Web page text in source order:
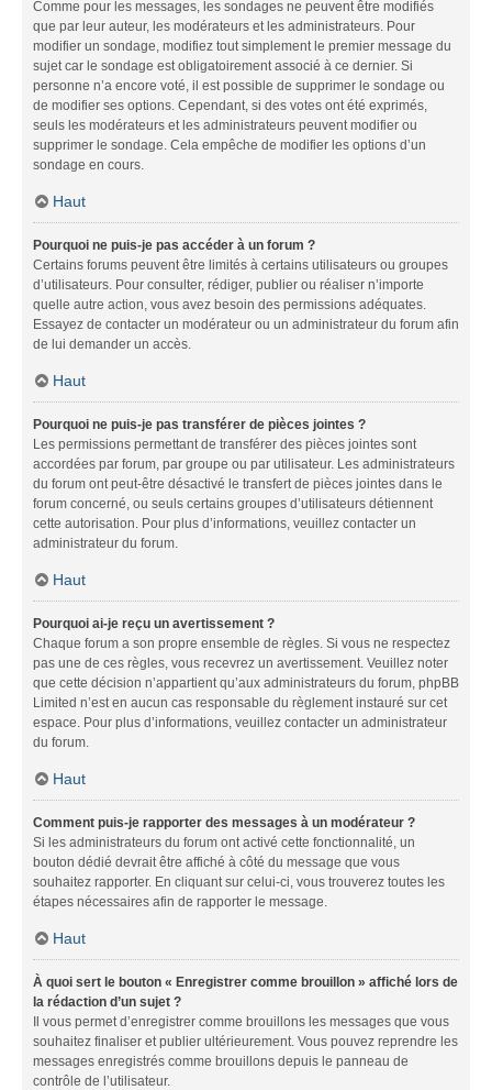
Comme pour les messages, les sondages ne peuvent être modifiés
que par leur auteur, les modérateurs et les administrateurs. Pour
modifier un sondage, modifiez tout simplement le premier message du
sujet car le sondage est obligatoirement associé à ce dernier. Si
personne n’a encore voté, il est possible de supprimer le sondage ou
de modifier ses options. Cependant, si des votes ont été exprimés,
seuls les modérateurs et les administrateurs peuvent modifier ou
supprimer le sondage. Cela empêche de modifier les options d’un
sondage en cours.
Haut
Pourquoi ne puis-je pas accéder à un forum ?
Certains forums peuvent être limités à certains utilisateurs ou groupes
d’utilisateurs. Pour consulter, rédiger, publier ou réaliser n’importe
quelle autre action, vous avez besoin des permissions adéquates.
Essayez de contacter un modérateur ou un administrateur du forum afin
de lui demander un accès.
Haut
Pourquoi ne puis-je pas transférer de pièces jointes ?
Les permissions permettant de transférer des pièces jointes sont
accordées par forum, par groupe ou par utilisateur. Les administrateurs
du forum ont peut-être désactivé le transfert de pièces jointes dans le
forum concerné, ou seuls certains groupes d’utilisateurs détiennent
cette autorisation. Pour plus d’informations, veuillez contacter un
administrateur du forum.
Haut
Pourquoi ai-je reçu un avertissement ?
Chaque forum a son propre ensemble de règles. Si vous ne respectez
pas une de ces règles, vous recevrez un avertissement. Veuillez noter
que cette décision n’appartient qu’aux administrateurs du forum, phpBB
Limited n’est en aucun cas responsable du règlement instauré sur cet
espace. Pour plus d’informations, veuillez contacter un administrateur
du forum.
Haut
Comment puis-je rapporter des messages à un modérateur ?
Si les administrateurs du forum ont activé cette fonctionnalité, un
bouton dédié devrait être affiché à côté du message que vous
souhaitez rapporter. En cliquant sur celui-ci, vous trouverez toutes les
étapes nécessaires afin de rapporter le message.
Haut
À quoi sert le bouton « Enregistrer comme brouillon » affiché lors de
la rédaction d’un sujet ?
Il vous permet d’enregistrer comme brouillons les messages que vous
souhaitez finaliser et publier ultérieurement. Vous pouvez reprendre les
messages enregistrés comme brouillons depuis le panneau de
contrôle de l’utilisateur.